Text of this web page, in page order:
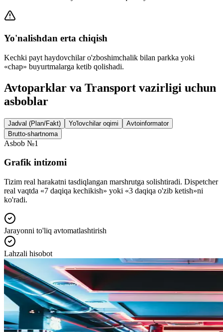
Yo'nalishdan erta chiqish
Kechki payt haydovchilar o'zboshimchalik bilan parkka yoki
«chap» buyurtmalarga ketib qolishadi.
Avtoparklar va Transport vazirligi uchun
asboblar
Jadval (Plan/Fakt) Yo'lovchilar oqimi
Avtoinformator
Brutto-shartnoma
Asbob №1
Grafik intizomi
Tizim real harakatni tasdiqlangan marshrutga solishtiradi. Dispetcher
real vaqtda «7 daqiqa kechikish» yoki «3 daqiqa o'zib ketish»ni
ko'radi.
Jarayonni to'liq avtomatlashtirish
Lahzali hisobot